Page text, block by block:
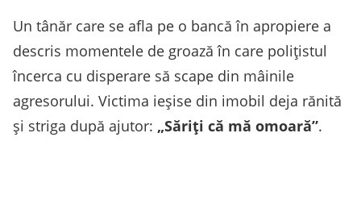
Un tânăr care se afla pe o bancă în apropiere a
descris momentele de groază în care polițistul
încerca cu disperare să scape din mâinile
agresorului. Victima ieșise din imobil deja rănită
și striga după ajutor: „Săriţi că mă omoară”.